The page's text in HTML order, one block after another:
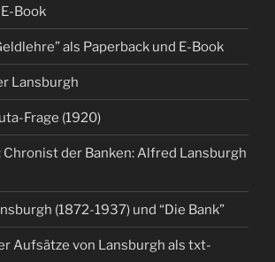
Book
als Paperback und E-Book
Lansburgh
Frage (1920)
Chronist der Banken: Alfred Lansburgh
(1872-1937) und “Die Bank”
Aufsätze von Lansburgh als txt-